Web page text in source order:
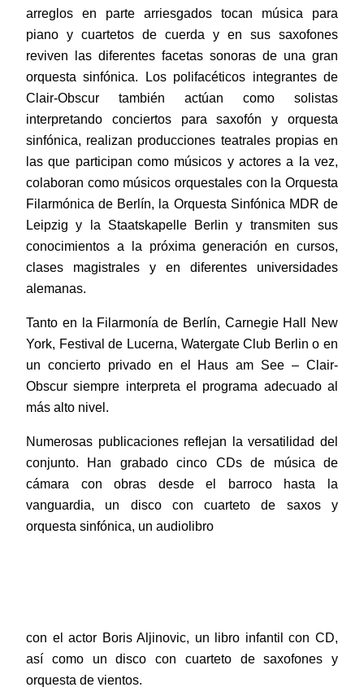
arreglos en parte arriesgados tocan música para
piano y cuartetos de cuerda y en sus saxofones
reviven las diferentes facetas sonoras de una gran
orquesta sinfónica. Los polifacéticos integrantes de
Clair-Obscur también actúan como solistas
interpretando conciertos para saxofón y orquesta
sinfónica, realizan producciones teatrales propias en
las que participan como músicos y actores a la vez,
colaboran como músicos orquestales con la Orquesta
Filarmónica de Berlín, la Orquesta Sinfónica MDR de
Leipzig y la Staatskapelle Berlin y transmiten sus
conocimientos a la próxima generación en cursos,
clases magistrales y en diferentes universidades
alemanas.
Tanto en la Filarmonía de Berlín, Carnegie Hall New
York, Festival de Lucerna, Watergate Club Berlin o en
un concierto privado en el Haus am See – Clair-
Obscur siempre interpreta el programa adecuado al
más alto nivel.
Numerosas publicaciones reflejan la versatilidad del
conjunto. Han grabado cinco CDs de música de
cámara con obras desde el barroco hasta la
vanguardia, un disco con cuarteto de saxos y
orquesta sinfónica, un audiolibro
con el actor Boris Aljinovic, un libro infantil con CD,
así como un disco con cuarteto de saxofones y
orquesta de vientos.